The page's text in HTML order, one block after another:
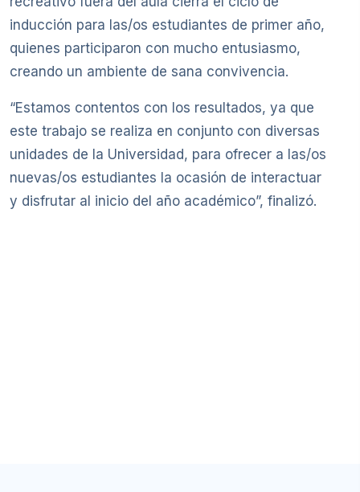
inducción para las/os estudiantes de primer año,
quienes participaron con mucho entusiasmo,
creando un ambiente de sana convivencia.
“Estamos contentos con los resultados, ya que
este trabajo se realiza en conjunto con diversas
unidades de la Universidad, para ofrecer a las/os
nuevas/os estudiantes la ocasión de interactuar
y disfrutar al inicio del año académico”, finalizó.